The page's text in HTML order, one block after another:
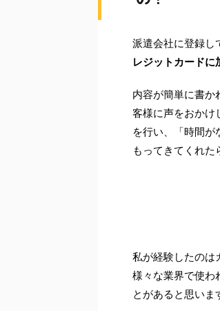
派遣会社に登録し
レジットカードに
内容が簡単に書か
客様に声をおかけ
を行い、「時間
もってきてくれた
私が経験したのは
様々な業界で使わ
とがあると思いま